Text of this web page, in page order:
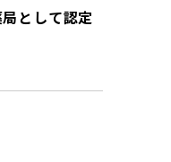
として認定